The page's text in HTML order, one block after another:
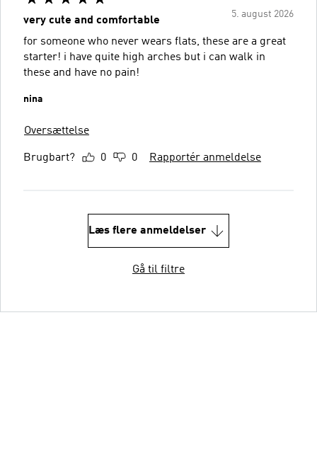
5. august 2026
very cute and comfortable
for someone who never wears flats, these are a great
starter! i have quite high arches but i can walk in
these and have no pain!
nina
Oversættelse
Brugbart? 0 0 Rapportér anmeldelse
Læs flere anmeldelser
Gå til filtre